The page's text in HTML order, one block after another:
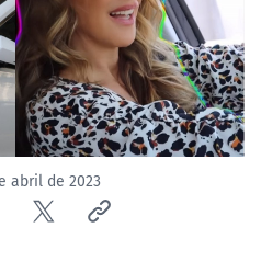
abril de 2023